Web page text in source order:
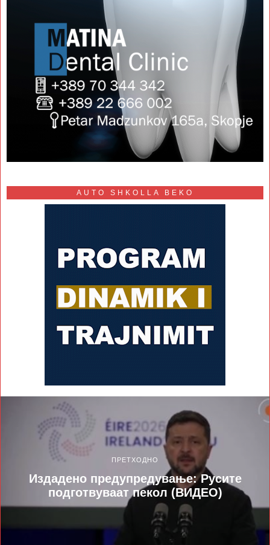
AUTO SHKOLLA BEKO
ПРЕТХОДНО
Издадено предупредување: Русите
подготвуваат пекол (ВИДЕО)